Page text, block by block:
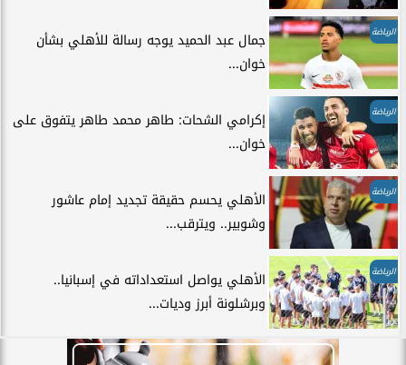
الرياضة
جمال عبد الحميد يوجه رسالة للأهلي بشأن
خوان...
الرياضة
إكرامي الشحات: طاهر محمد طاهر يتفوق على
خوان...
الرياضة
الأهلي يحسم حقيقة تجديد إمام عاشور
وشوبير.. ويترقب...
الرياضة
الأهلي يواصل استعداداته في إسبانيا..
وبرشلونة أبرز وديات...